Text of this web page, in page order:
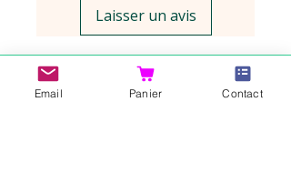
Laisser un avis
Vous aimerez peut-être
Email Panier Contact